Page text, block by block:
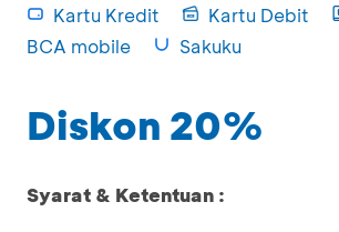
Kartu Kredit Kartu Debit
BCA mobile
Sakuku
Diskon 20%
Syarat & Ketentuan :